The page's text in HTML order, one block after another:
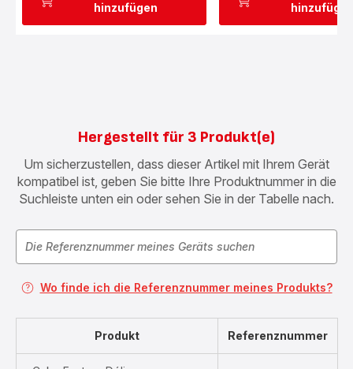
hinzufügen
Hergestellt für 3 Produkt(e)
Um sicherzustellen, dass dieser Artikel mit Ihrem Gerät
kompatibel ist, geben Sie bitte Ihre Produktnummer in die
Suchleiste unten ein oder sehen Sie in der Tabelle nach.
Wo finde ich die Referenznummer meines Produkts?
Produkt Referenznummer